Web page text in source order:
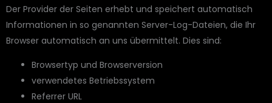
Der Provider der Seiten erhebt und speichert automatisch
Informationen in so genannten Server-Log-Dateien, die Ihr
Browser automatisch an uns übermittelt. Dies sind:
Browsertyp und Browserversion
verwendetes Betriebssystem
Referrer URL